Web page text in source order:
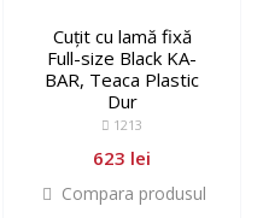
Cuțit cu lamă fixă
Full-size Black KA-
BAR, Teaca Plastic
Dur
1213
623 lei
Compara produsul